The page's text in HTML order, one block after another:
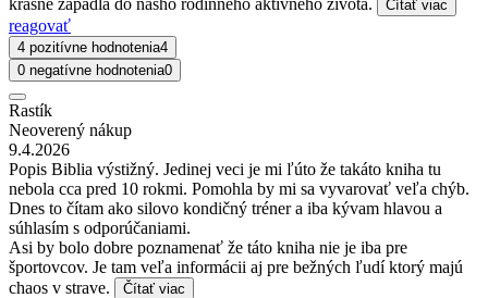
Čítať viac
reagovať
4 pozitívne hodnotenia4
0 negatívne hodnotenia0
Rastík
Neoverený nákup
9.4.2026
Popis Biblia výstižný. Jedinej veci je mi ľúto že takáto kniha tu
nebola cca pred 10 rokmi. Pomohla by mi sa vyvarovať veľa chýb.
Dnes to čítam ako silovo kondičný tréner a iba kývam hlavou a
súhlasím s odporúčaniami.
Asi by bolo dobre poznamenať že táto kniha nie je iba pre
športovcov. Je tam veľa informácii aj pre bežných ľudí ktorý majú
chaos v strave.
Čítať viac